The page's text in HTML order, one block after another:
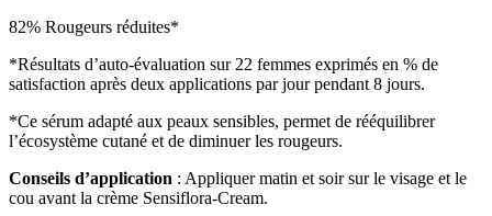
82% Rougeurs réduites*
*Résultats d’auto-évaluation sur 22 femmes exprimés en % de
satisfaction après deux applications par jour pendant 8 jours.
*Ce sérum adapté aux peaux sensibles, permet de rééquilibrer
l’écosystème cutané et de diminuer les rougeurs.
Conseils d’application : Appliquer matin et soir sur le visage et le
cou avant la crème Sensiflora-Cream.